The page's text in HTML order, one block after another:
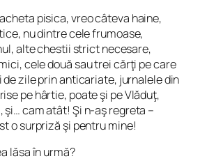
pisica, vreo câteva haine,
nu dintre cele frumoase,
alte chestii strict necesare,
cele două sau trei cărţi pe care
zile prin anticariate, jurnalele din
pe hârtie, poate şi pe Vlăduţ,
şi… cam atât! Şi n-aş regreta –
o surpriză şi pentru mine!
lăsa în urmă?